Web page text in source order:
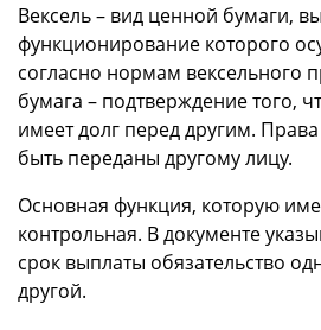
Вексель – вид ценной бумаги,
функционирование которого
согласно нормам вексельного
бумага – подтверждение того,
имеет долг перед другим.
быть переданы другому лицу.
Основная функция, которую
контрольная. В документе
срок выплаты обязательство
другой.